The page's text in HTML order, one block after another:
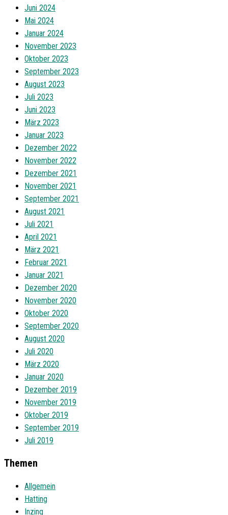
Juni 2024
Mai 2024
Januar 2024
November 2023
Oktober 2023
September 2023
August 2023
Juli 2023
Juni 2023
März 2023
Januar 2023
Dezember 2022
November 2022
Dezember 2021
November 2021
September 2021
August 2021
Juli 2021
April 2021
März 2021
Februar 2021
Januar 2021
Dezember 2020
November 2020
Oktober 2020
September 2020
August 2020
Juli 2020
März 2020
Januar 2020
Dezember 2019
November 2019
Oktober 2019
September 2019
Juli 2019
Themen
Allgemein
Hatting
Inzing